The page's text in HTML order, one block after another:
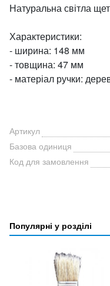
Натуральна світла
Характеристики:
- ширина: 148 мм
- товщина: 47 мм
- матеріал ручки:
Артикул
Базова одиниця
Код для замовлення
Популярні у розділі